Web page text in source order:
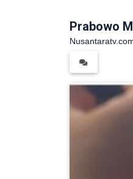
Prabowo